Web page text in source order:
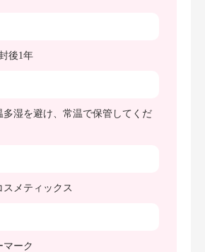
後1年
多湿を避け、常温で保管してくだ
メティックス
マーク